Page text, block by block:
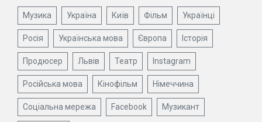
Музика Україна Київ Фільм Українці
Росія Українська мова Європа Історія
Продюсер Львів Театр Instagram
Російська мова Кінофільм Німеччина
Соціальна мережа Facebook Музикант